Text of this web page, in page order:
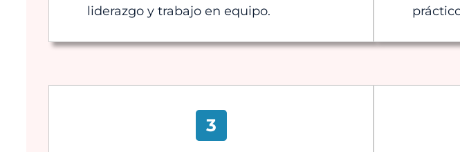
liderazgo y trabajo en equipo.
3